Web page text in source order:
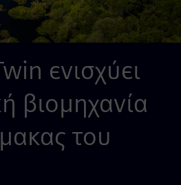
ενισχύει
βιομηχανία
του